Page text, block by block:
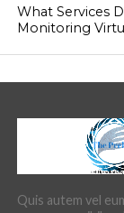
What Services
Monitoring
Quis autem vel